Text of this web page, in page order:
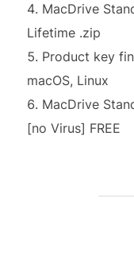
MacDrive
Lifetime .zip
Product key
macOS, Linux
MacDrive
[no Virus] FREE